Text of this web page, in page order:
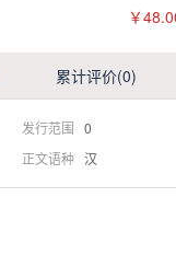
￥
累计评价(0)
发行范围 0
正文语种 汉